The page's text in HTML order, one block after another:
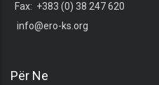
Fax: +383 (0) 38 247 620
info@ero-ks.org
Për Ne